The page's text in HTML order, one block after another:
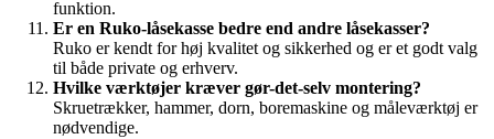
funktion.
Er en Ruko-låsekasse bedre end andre låsekasser?
Ruko er kendt for høj kvalitet og sikkerhed og er et godt valg
til både private og erhverv.
Hvilke værktøjer kræver gør-det-selv montering?
Skruetrækker, hammer, dorn, boremaskine og måleværktøj er
nødvendige.